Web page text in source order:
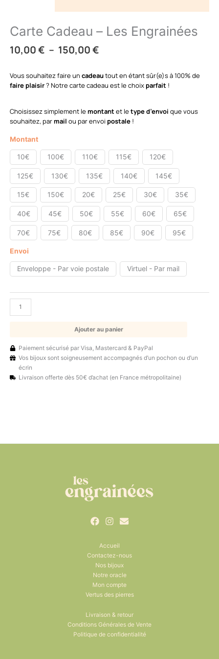
Carte Cadeau – Les Engrainées
10,00€ – 150,00€
Vous souhaitez faire un cadeautout en étant sûr(e)s à 100% de
faire plaisir? Notre carte cadeau est le choixparfait !
Choisissez simplement le montant et le type d’envoi que vous
souhaitez, parmail ou par envoi postale !
Montant
10€ 100€ 110€ 115€ 120€
125€ 130€ 135€ 140€ 145€
15€ 150€ 20€ 25€ 30€ 35€
40€ 45€ 50€ 55€ 60€ 65€
70€ 75€ 80€ 85€ 90€ 95€
Envoi
Enveloppe - Par voie postale Virtuel - Par mail
Ajouter au panier
Paiement sécurisé par Visa, Mastercard & PayPal
Vos bijoux sont soigneusement accompagnés d’un pochon ou d’un
écrin
Livraison offerte dès 50€ d’achat (en France métropolitaine)
Accueil
Contactez-nous
Nos bijoux
Notre oracle
Mon compte
Vertus des pierres
Livraison & retour
Conditions Générales de Vente
Politique de confidentialité